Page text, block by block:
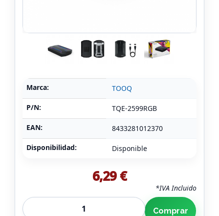
Marca: TOOQ
P/N: TQE-2599RGB
EAN: 8433281012370
Disponibilidad: Disponible
6,29 €
*IVA Incluido
Comprar